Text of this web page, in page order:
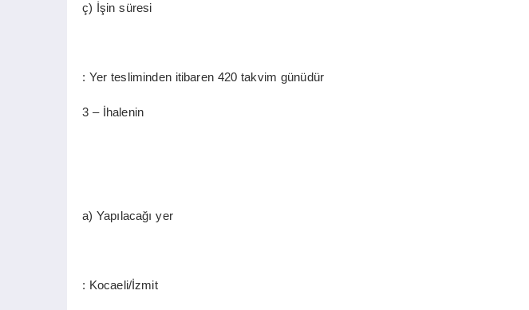
ç) İşin süresi
: Yer tesliminden itibaren 420 takvim günüdür
3 – İhalenin
a) Yapılacağı yer
: Kocaeli/İzmit